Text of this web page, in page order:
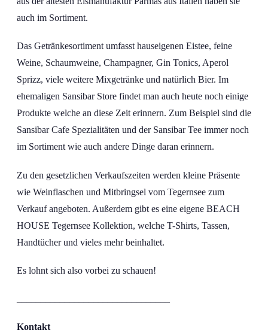
auch im Sortiment.
Das Getränkesortiment umfasst hauseigenen Eistee, feine
Weine, Schaumweine, Champagner, Gin Tonics, Aperol
Sprizz, viele weitere Mixgetränke und natürlich Bier. Im
ehemaligen Sansibar Store findet man auch heute noch einige
Produkte welche an diese Zeit erinnern. Zum Beispiel sind die
Sansibar Cafe Spezialitäten und der Sansibar Tee immer noch
im Sortiment wie auch andere Dinge daran erinnern.
Zu den gesetzlichen Verkaufszeiten werden kleine Präsente
wie Weinflaschen und Mitbringsel vom Tegernsee zum
Verkauf angeboten. Außerdem gibt es eine eigene BEACH
HOUSE Tegernsee Kollektion, welche T-Shirts, Tassen,
Handtücher und vieles mehr beinhaltet.
Es lohnt sich also vorbei zu schauen!
Kontakt